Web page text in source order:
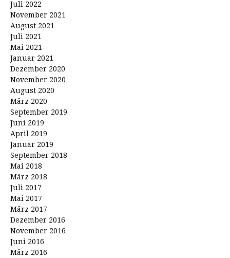
Juli 2022
November 2021
August 2021
Juli 2021
Mai 2021
Januar 2021
Dezember 2020
November 2020
August 2020
März 2020
September 2019
Juni 2019
April 2019
Januar 2019
September 2018
Mai 2018
März 2018
Juli 2017
Mai 2017
März 2017
Dezember 2016
November 2016
Juni 2016
März 2016